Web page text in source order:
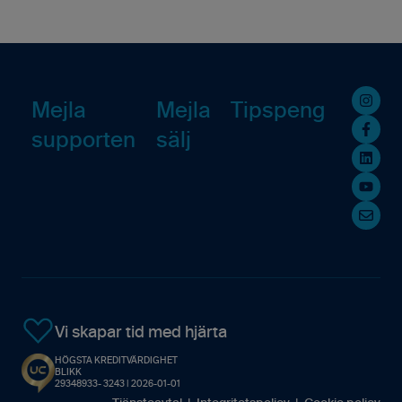
Affärsmöjligheter
E-signeringar
Resursplanering
Analys
GDPR
Inloggning & lösenord
Rapporter
Analys
Övrigt
Avtal
Mejla
supporten
Mejla
sälj
Tipspeng
Vi skapar tid med hjärta
HÖGSTA KREDITVÄRDIGHET
BLIKK
29348933- 3243 | 2026-01-01